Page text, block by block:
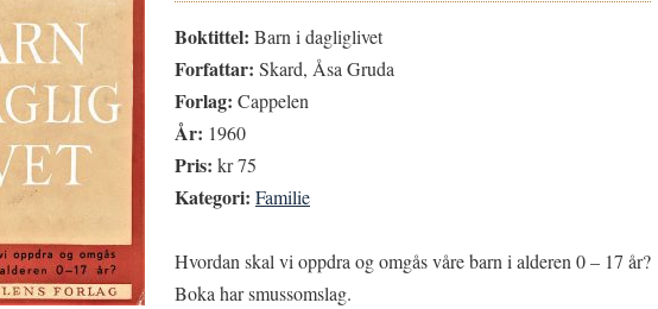
Boktittel: Barn i dagliglivet
Forfattar: Skard, Åsa Gruda
Forlag: Cappelen
År: 1960
Pris: kr 75
Kategori: Familie
Hvordan skal vi oppdra og omgås våre barn i alderen 0 – 17 år?
Boka har smussomslag.